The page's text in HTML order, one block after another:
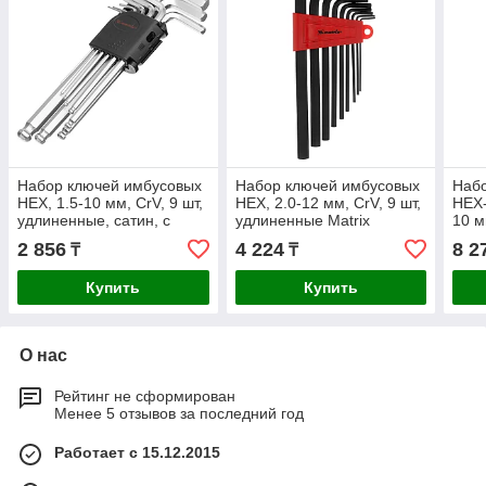
Набор ключей имбусовых
HEX, 1.5-10 мм, CrV, 9 шт,
удлиненные, сатин, с
шаром Matrix
2 856 ₸
Купить
Набор ключей имбусовых
HEX, 2.0-12 мм, CrV, 9 шт,
удлиненные Matrix
4 224₸
Купить
10
8
О нас
Рейтинг не сформирован
Менее 5 отзывов за последний год
Работает с 15.12.2015